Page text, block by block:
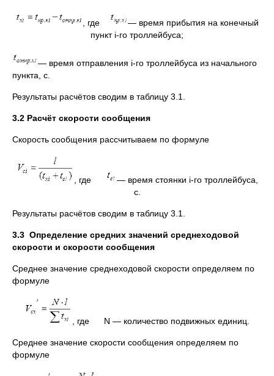
, где
— время прибытия на конечный
пункт i-го троллейбуса;
— время отправления i-го троллейбуса из начального
пункта, с.
Результаты расчётов сводим в таблицу 3.1.
3.2 Расчёт скорости сообщения
Скорость сообщения рассчитываем по формуле
, где
— время стоянки i-го троллейбуса,
с.
Результаты расчётов сводим в таблицу 3.1.
3.3 Определение средних значений среднеходовой
скорости и скорости сообщения
Среднее значение среднеходовой скорости определяем по
формуле
, где N — количество подвижных единиц.
Среднее значение скорости сообщения определяем по
формуле